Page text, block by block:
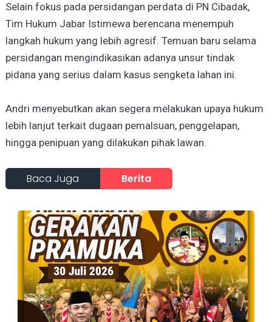
Selain fokus pada persidangan perdata di PN Cibadak,
Tim Hukum Jabar Istimewa berencana menempuh
langkah hukum yang lebih agresif. Temuan baru selama
persidangan mengindikasikan adanya unsur tindak
pidana yang serius dalam kasus sengketa lahan ini.
Andri menyebutkan akan segera melakukan upaya hukum
lebih lanjut terkait dugaan pemalsuan, penggelapan,
hingga penipuan yang dilakukan pihak lawan.
Baca Juga Berita